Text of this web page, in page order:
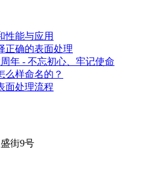
性能与应用
正确的表面处理
年 - 不忘初心、牢记使命
么样命名的？
面处理流程
街9号